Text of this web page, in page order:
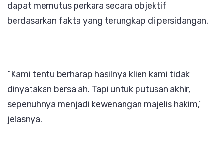
dapat memutus perkara secara objektif
berdasarkan fakta yang terungkap di persidangan.
“Kami tentu berharap hasilnya klien kami tidak
dinyatakan bersalah. Tapi untuk putusan akhir,
sepenuhnya menjadi kewenangan majelis hakim,”
jelasnya.